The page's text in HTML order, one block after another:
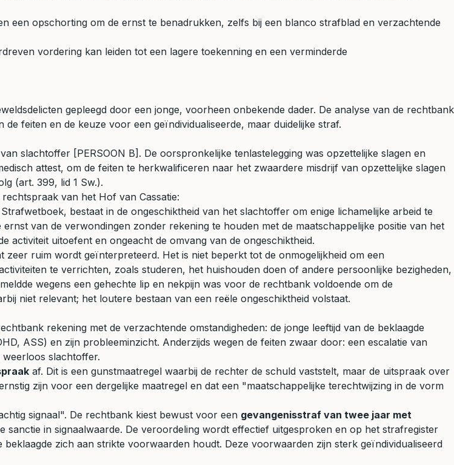
een opschorting om de ernst te benadrukken, zelfs bij een blanco strafblad en verzachtende
vordering kan leiden tot een lagere toekenning en een verminderde
gepleegd door een jonge, voorheen onbekende dader. De analyse van de rechtbank
feiten en de keuze voor een geïndividualiseerde, maar duidelijke straf.
slachtoffer [PERSOON B]. De oorspronkelijke tenlastelegging was opzettelijke slagen en
attest, om de feiten te herkwalificeren naar het zwaardere misdrijf van opzettelijke slagen
(art. 399, lid 1 Sw.).
van het Hof van Cassatie:
bestaat in de ongeschiktheid van het slachtoffer om enige lichamelijke arbeid te
van de verwondingen zonder rekening te houden met de maatschappelijke positie van het
activiteit uitoefent en ongeacht de omvang van de ongeschiktheid.
ruim wordt geïnterpreteerd. Het is niet beperkt tot de onmogelijkheid om een
te verrichten, zoals studeren, het huishouden doen of andere persoonlijke bezigheden,
wegens een gehechte lip en nekpijn was voor de rechtbank voldoende om de
niet relevant; het loutere bestaan van een reële ongeschiktheid volstaat.
rekening met de verzachtende omstandigheden: de jonge leeftijd van de beklaagde
ASS) en zijn probleeminzicht. Anderzijds wegen de feiten zwaar door: een escalatie van
slachtoffer.
af. Dit is een gunstmaatregel waarbij de rechter de schuld vaststelt, maar de uitspraak over
zijn voor een dergelijke maatregel en dat een "maatschappelijke terechtwijzing in de vorm
signaal". De rechtbank kiest bewust voor een gevangenisstraf van twee jaar met
sanctie in signaalwaarde. De veroordeling wordt effectief uitgesproken en op het strafregister
zich aan strikte voorwaarden houdt. Deze voorwaarden zijn sterk geïndividualiseerd